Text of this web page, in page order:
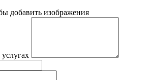
добавить изображения